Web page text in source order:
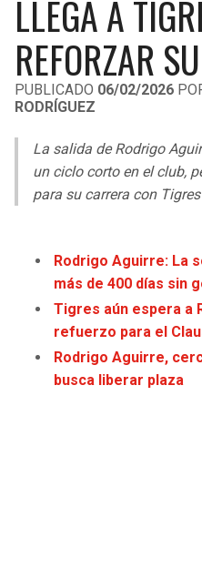
LIGA DE EXPANSIÓN MX
LEAGUES CUP
UEFA EUROPA LEAGUE
UEFA CONFERENCE LEAGUE
MLS
COPA SUDAMERICANA
OTRAS LIGAS
LLEGA A
REFORZAR
PUBLICADO 06/02/2026
RODRÍGUEZ
La salida de Rodrigo
un ciclo corto en el club,
para su carrera con Tigres
Rodrigo Aguirre: La
más de 400 días sin
Tigres aún espera a
refuerzo para el
Rodrigo Aguirre,
busca liberar plaza